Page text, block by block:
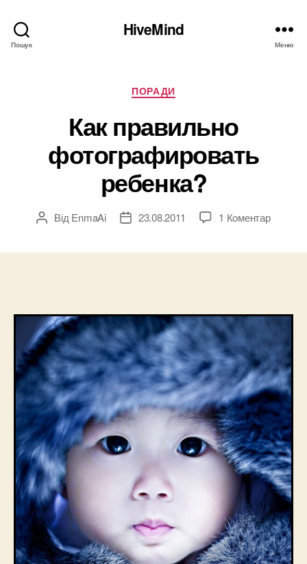
Пошук
HiveMind
Меню
Категорії
ПОРАДИ
Как правильно
фотографировать
ребенка?
Автор
Від EnmaAi
Дата23.08.2011 1 Коментардо